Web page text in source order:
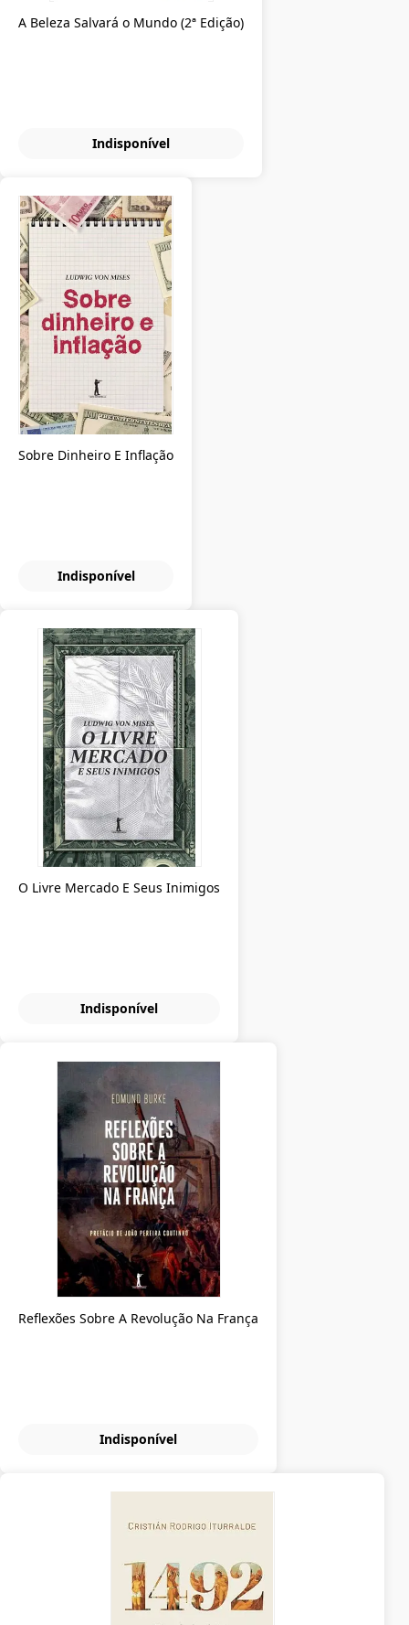
A Beleza Salvará o Mundo (2ª Edição)
Indisponível
Sobre Dinheiro E Inflação
Indisponível
O Livre Mercado E Seus Inimigos
Indisponível
Reflexões Sobre A Revolução Na França
Indisponível